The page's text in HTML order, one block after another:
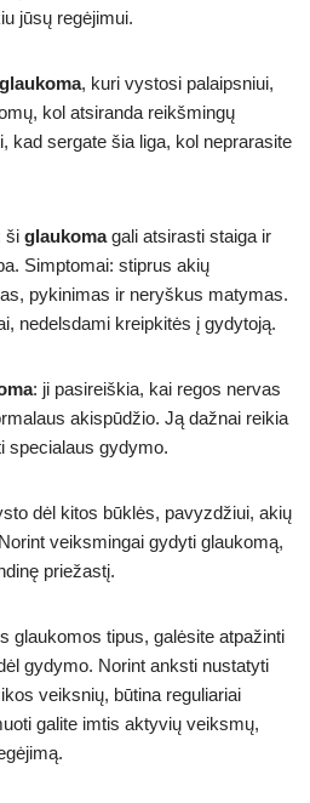
jūsų regėjimui.
glaukoma, kuri vystosi palaipsniui,
kol atsiranda reikšmingų
kad sergate šia liga, kol neprarasite
ši glaukomagali atsirasti staiga ir
Simptomai: stiprus akių
pykinimas ir neryškus matymas.
nedelsdami kreipkitės į gydytoją.
: ji pasireiškia, kai regos nervas
akispūdžio. Ją dažnai reikia
specialaus gydymo.
dėl kitos būklės, pavyzdžiui, akių
veiksmingai gydyti glaukomą,
priežastį.
glaukomos tipus, galėsite atpažinti
gydymo. Norint anksti nustatyti
veiksnių, būtina reguliariai
galite imtis aktyvių veiksmų,